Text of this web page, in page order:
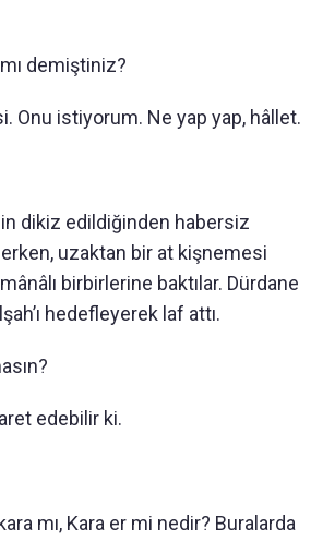
demiştiniz?
Onu istiyorum. Ne yap yap, hâllet.
dikiz edildiğinden habersiz
uzaktan bir at kişnemesi
birbirlerine baktılar. Dürdane
hedefleyerek laf attı.
edebilir ki.
mı, Kara er mi nedir? Buralarda